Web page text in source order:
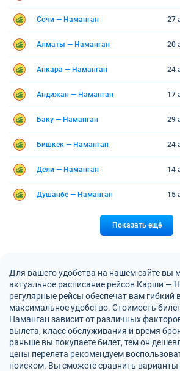
Сочи — Наманган 27
Алматы — Наманган 20
Анкара — Наманган 24
Андижан — Наманган 17
Баку — Наманган 29
Бишкек — Наманган 24
Дели — Наманган 14
Душанбе — Наманган 15
Показать ещё
Для вашего удобства на нашем сайте вы
актуальное расписание рейсов Карши —
регулярные рейсы обеспечат вам гибкий
максимальное удобство. Стоимость
Наманган зависит от различных
вылета, класс обслуживания и время
раньше вы покупаете билет, тем он
цены перелета рекомендуем
поиском. Вы сможете сравнить